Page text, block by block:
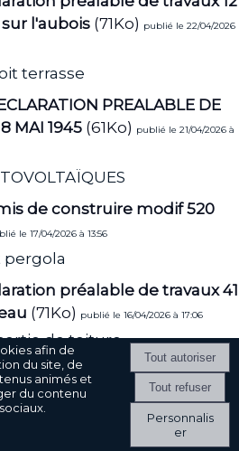
l'aubois (71Ko) publié le 22/04/2026
terrasse
PREALABLE DE
MAI 1945 (61Ko) publié le 21/04/2026 à
de construire modif 520
le 17/04/2026 à 13:56
préalable de travaux 41
(71Ko) publié le 16/04/2026 à 17:06
de toiture
de permis de construire
bourg(74Ko)
afin de
du site, de
animés et
du contenu
Personnalis
er